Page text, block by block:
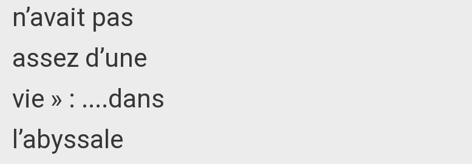
n’avait pas
assez d’une
vie » : ....dans
l’abyssale